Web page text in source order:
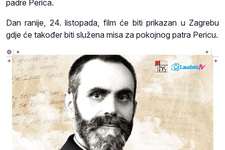
padre Perica.
Dan ranije, 24. listopada, film će biti prikazan u Zagrebu
gdje će također biti služena misa za pokojnog patra Pericu.